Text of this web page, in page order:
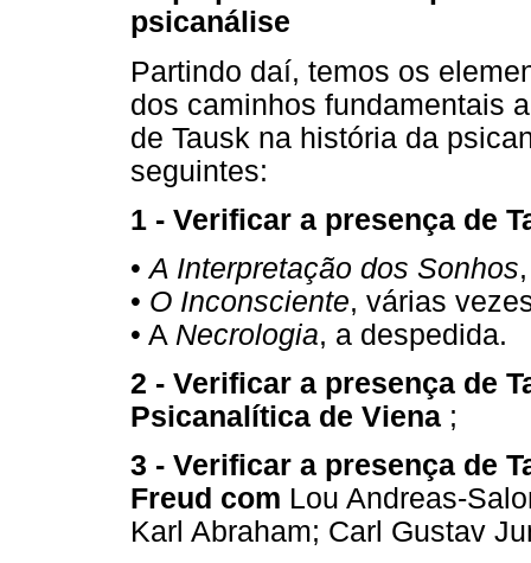
psicanálise
Partindo daí, temos os
dos caminhos fundamentais
de Tausk na história da
seguintes:
1 - Verificar a presença de
•A Interpretação dos Sonhos
• O Inconsciente, várias
• A Necrologia, a despedida.
2 - Verificar a presença de
Psicanalítica de Viena ;
3 - Verificar a presença de
Freud com Lou Andreas-
Karl Abraham; Carl Gustav